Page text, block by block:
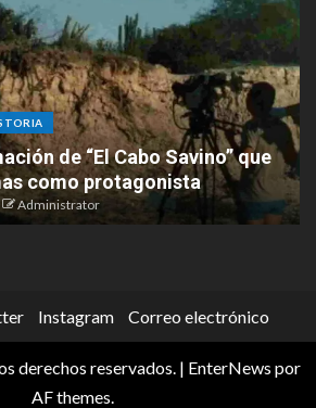
de “El Cabo Savino” que
como protagonista
Administrator
Instagram Correo electrónico
derechos reservados. | EnterNews por
AF themes.